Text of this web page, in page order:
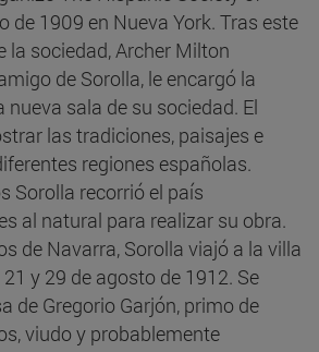
de 1909 en Nueva York. Tras este
la sociedad, Archer Milton
de Sorolla, le encargó la
nueva sala de su sociedad. El
las tradiciones, paisajes e
regiones españolas.
Sorolla recorrió el país
al natural para realizar su obra.
de Navarra, Sorolla viajó a la villa
y 29 de agosto de 1912. Se
de Gregorio Garjón, primo de
viudo y probablemente